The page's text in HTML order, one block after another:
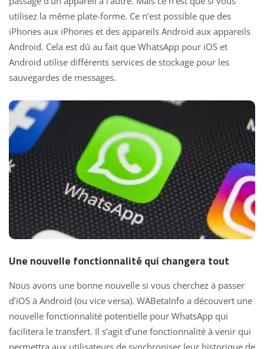
utilisez la même plate-forme. Ce n’est possible que des
iPhones aux iPhones et des appareils Android aux appareils
Android. Cela est dû au fait que WhatsApp pour iOS et
Android utilise différents services de stockage pour les
sauvegardes de messages.
Une nouvelle fonctionnalité qui changera tout
Nous avons une bonne nouvelle si vous cherchez à passer
d’iOS à Android (ou vice versa). WABetaInfo a découvert une
nouvelle fonctionnalité potentielle pour WhatsApp qui
facilitera le transfert. Il s’agit d’une fonctionnalité à venir qui
permettra aux utilisateurs de synchroniser leur historique de